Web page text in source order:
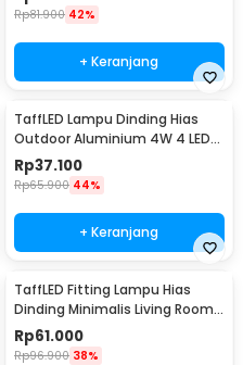
Rp81.900 42%
+ Keranjang
TaffLED Lampu Dinding Hias
Outdoor Aluminium 4W 4 LED
Warm White - B053
Rp37.100
Rp65.900 44%
+ Keranjang
TaffLED Fitting Lampu Hias
Dinding Minimalis Living Room
Light E27 - F215
Rp61.000
Rp96.900 38%